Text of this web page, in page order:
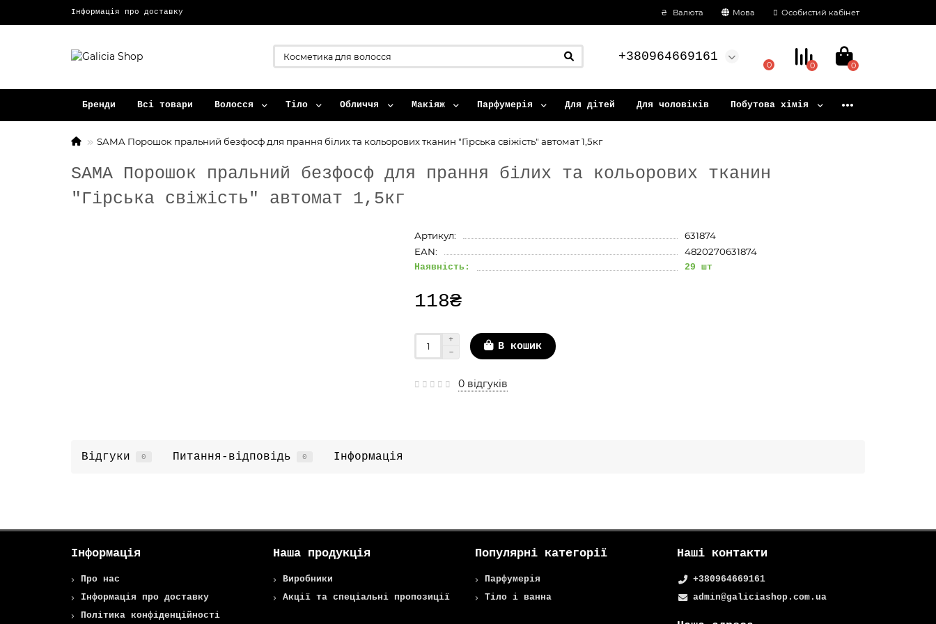
Інформація про доставку ₴ Валюта Мова Особистий кабінет
+380964669161
0 0 0
Бренди Всі товари Волосся Тіло Обличчя Макіяж Парфумерія Для дітей Для чоловіків Побутова хімія
SAMA Порошок пральний безфосф для прання білих та кольорових тканин "Гірська свіжість" автомат 1,5кг
SAMA Порошок пральний безфосф для прання білих та кольорових тканин
"Гірська свіжість" автомат 1,5кг
Артикул:
631874
EAN:
4820270631874
Наявність: 29 шт
118₴
В кошик
0 відгуків
Відгуки 0 Питання-відповідь 0 Інформація
Інформація
Про нас
Інформація про доставку
Політика конфіденційності
Наша продукція
Виробники
Акції та спеціальні пропозиції
Популярні категорії
Парфумерія
Тіло і ванна
Наші контакти
+380964669161
admin@galiciashop.com.ua